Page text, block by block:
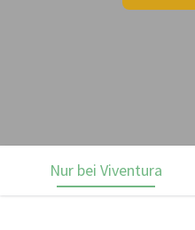
Nur bei Viventura